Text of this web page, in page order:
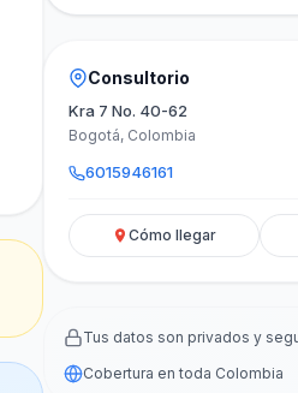
Consultorio
Kra 7 No. 40-62
Bogotá, Colombia
6015946161
Cómo llegar
Tus datos son privados y
Cobertura en toda Colombia